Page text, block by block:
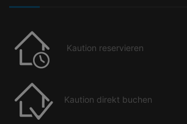
Kaution reservieren
Kaution direkt buchen